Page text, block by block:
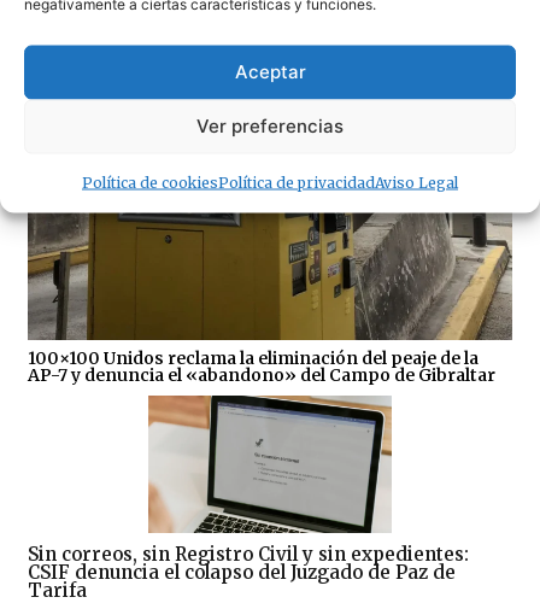
Aceptar
Ver preferencias
Política de cookiesPolítica de privacidadAviso Legal
· Noticias de Hoy
100×100 Unidos reclama la eliminación del peaje de la
AP-7 y denuncia el «abandono» del Campo de Gibraltar
Sin correos, sin Registro Civil y sin expedientes:
CSIF denuncia el colapso del Juzgado de Paz de
Tarifa